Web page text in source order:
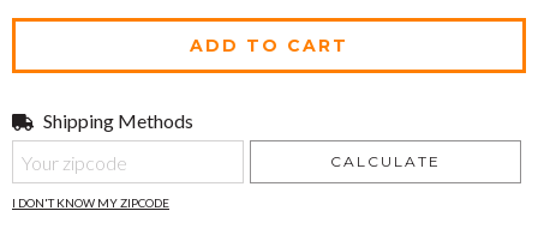
Shipping for zipcode:
Shipping Methods
CALCULATE
I DON'T KNOW MY ZIPCODE